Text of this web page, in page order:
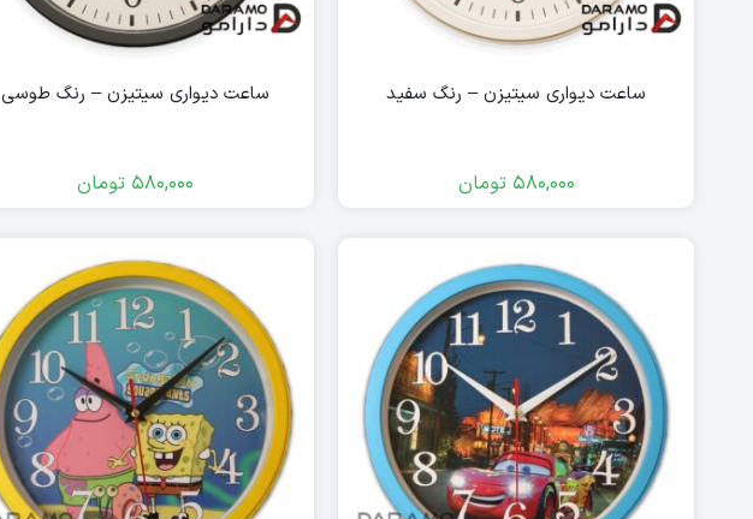
ساعت دیواری سیتیزن – رنگ سفید
580,000 تومان
ساعت دیواری سیتیزن – رنگ طوسی
580,000 تومان